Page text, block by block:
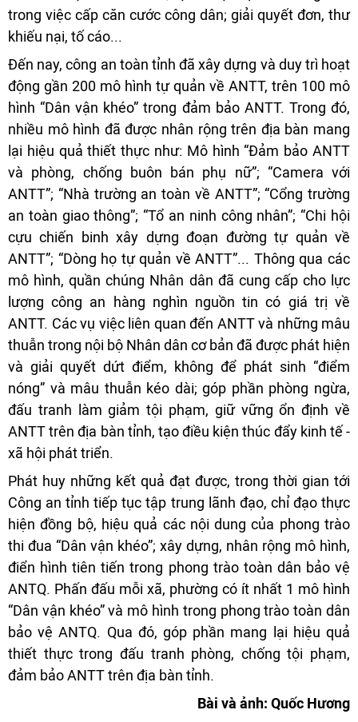
trong việc cấp căn cước công dân; giải quyết đơn, thư
khiếu nại, tố cáo...
Đến nay, công an toàn tỉnh đã xây dựng và duy trì hoạt
động gần 200 mô hình tự quản về ANTT, trên 100 mô
hình “Dân vận khéo” trong đảm bảo ANTT. Trong đó,
nhiều mô hình đã được nhân rộng trên địa bàn mang
lại hiệu quả thiết thực như: Mô hình “Đảm bảo ANTT
và phòng, chống buôn bán phụ nữ”; “Camera với
ANTT”; “Nhà trường an toàn về ANTT”; “Cổng trường
an toàn giao thông”; “Tổ an ninh công nhân”; “Chi hội
cựu chiến binh xây dựng đoạn đường tự quản về
ANTT”; “Dòng họ tự quản về ANTT”... Thông qua các
mô hình, quần chúng Nhân dân đã cung cấp cho lực
lượng công an hàng nghìn nguồn tin có giá trị về
ANTT. Các vụ việc liên quan đến ANTT và những mâu
thuẫn trong nội bộ Nhân dân cơ bản đã được phát hiện
và giải quyết dứt điểm, không để phát sinh “điểm
nóng” và mâu thuẫn kéo dài; góp phần phòng ngừa,
đấu tranh làm giảm tội phạm, giữ vững ổn định về
ANTT trên địa bàn tỉnh, tạo điều kiện thúc đẩy kinh tế -
xã hội phát triển.
Phát huy những kết quả đạt được, trong thời gian tới
Công an tỉnh tiếp tục tập trung lãnh đạo, chỉ đạo thực
hiện đồng bộ, hiệu quả các nội dung của phong trào
thi đua “Dân vận khéo”; xây dựng, nhân rộng mô hình,
điển hình tiên tiến trong phong trào toàn dân bảo vệ
ANTQ. Phấn đấu mỗi xã, phường có ít nhất 1 mô hình
“Dân vận khéo” và mô hình trong phong trào toàn dân
bảo vệ ANTQ. Qua đó, góp phần mang lại hiệu quả
thiết thực trong đấu tranh phòng, chống tội phạm,
đảm bảo ANTT trên địa bàn tỉnh.
Bài và ảnh: Quốc Hương